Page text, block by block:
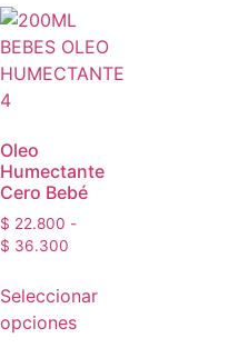
Oleo
Humectante
Cero Bebé
$ 22.800 -
$ 36.300
Seleccionar
opciones